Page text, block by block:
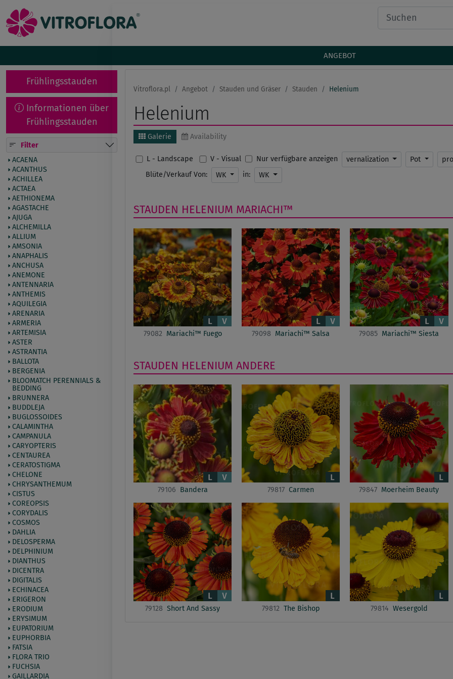
ANGEBOT
Frühlingsstauden
Informationen über
Frühlingsstauden
Filter
ACAENA
ACANTHUS
ACHILLEA
ACTAEA
AETHIONEMA
AGASTACHE
AJUGA
ALCHEMILLA
ALLIUM
AMSONIA
ANAPHALIS
ANCHUSA
ANEMONE
ANTENNARIA
ANTHEMIS
AQUILEGIA
ARENARIA
ARMERIA
ARTEMISIA
ASTER
ASTRANTIA
BALLOTA
BERGENIA
BLOOMATCH PERENNIALS &
BEDDING
BRUNNERA
BUDDLEJA
BUGLOSSOIDES
CALAMINTHA
CAMPANULA
CARYOPTERIS
CENTAUREA
CERATOSTIGMA
CHELONE
CHRYSANTHEMUM
CISTUS
COREOPSIS
CORYDALIS
COSMOS
DAHLIA
DELOSPERMA
DELPHINIUM
DIANTHUS
DICENTRA
DIGITALIS
ECHINACEA
ERIGERON
ERODIUM
ERYSIMUM
EUPATORIUM
EUPHORBIA
FATSIA
FLORA TRIO
FUCHSIA
GAILLARDIA
Vitroflora.pl Angebot Stauden und Gräser Stauden Helenium
Helenium
Galerie Availability
L - Landscape V - Visual Nur verfügbare anzeigen vernalization Pot
Blüte/Verkauf Von:
WK in: WK
STAUDEN HELENIUM MARIACHI™
79082 Mariachi™ Fuego 79098 Mariachi™ Salsa 79085 Mariachi™ Siesta
STAUDEN HELENIUM ANDERE
79106 Bandera 79817 Carmen 79847 Moerheim Beauty
79128 Short And Sassy 79812 The Bishop 79814 Wesergold